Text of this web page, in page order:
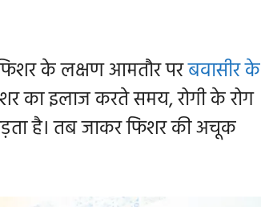
फिशर के लक्षण आमतौर परबवासीर के
का इलाज करते समय, रोगी के रोग
है। तब जाकर फिशर की अचूक